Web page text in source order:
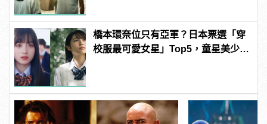
橋本環奈位只有亞軍？日本票選「穿
校服最可愛女星」Top5，童星美少女